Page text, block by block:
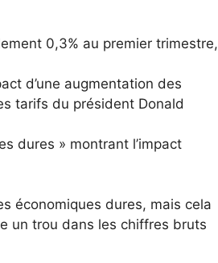
0,3% au premier trimestre,
d’une augmentation des
tarifs du président Donald
dures » montrant l’impact
économiques dures, mais cela
un trou dans les chiffres bruts